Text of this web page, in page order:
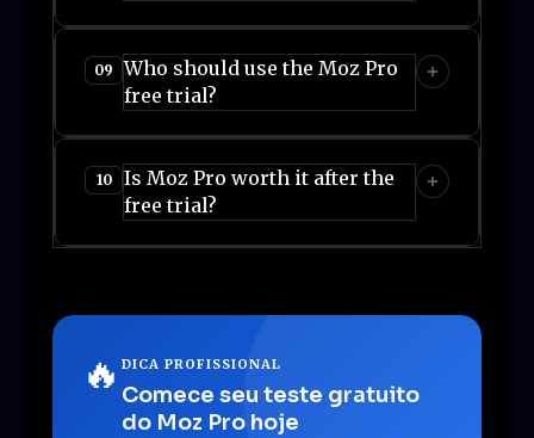
09
Who should use the Moz Pro
free trial?
10
Is Moz Pro worth it after the
free trial?
🔥 DICA PROFISSIONAL
Comece seu teste gratuito
do Moz Pro hoje